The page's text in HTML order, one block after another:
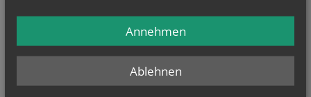
Leopoldauer Adventmarkt
Erntedankfest in Leopoldau
Ablehnen
Annehmen